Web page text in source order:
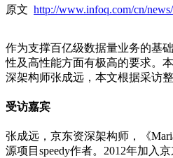
原文 http://www.infoq.com/cn/
作为支撑百亿级数据量业务的基
性及高性能方面有极高的要求。
深架构师张成远，本文根据采访整
受访嘉宾
张成远，京东资深架构师，《
源项目speedy作者。2012年加入